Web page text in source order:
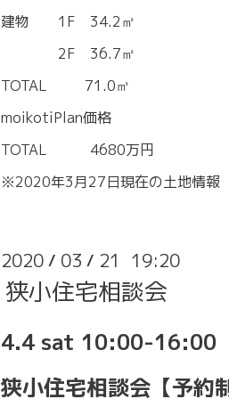
建物 1F 34.2㎡
2F 36.7㎡
TOTAL 71.0㎡
moikotiPlan価格
TOTAL 4680万円
※2020年3月27日現在の土地情報
2020 / 03 / 21 19:20
狭小住宅相談会
4.4 sat 10:00-16:00
狭小住宅相談会【予約